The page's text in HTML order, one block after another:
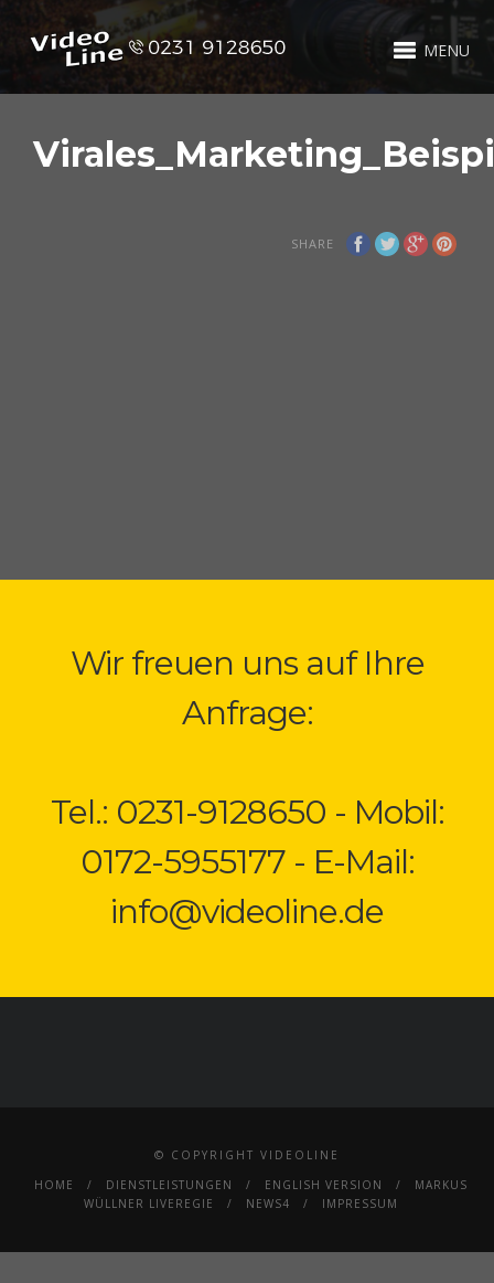
MENU
SHARE
Wir freuen uns auf Ihre
Anfrage:
Tel.: 0231-9128650 - Mobil:
0172-5955177 - E-Mail:
info@videoline.de
© COPYRIGHT VIDEOLINE
HOME
DIENSTLEISTUNGEN ENGLISH VERSION
MARKUS
WÜLLNER LIVEREGIE
NEWS4 IMPRESSUM